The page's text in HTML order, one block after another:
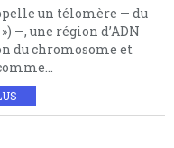
un télomère — du
—, une région d’ADN
du chromosome et